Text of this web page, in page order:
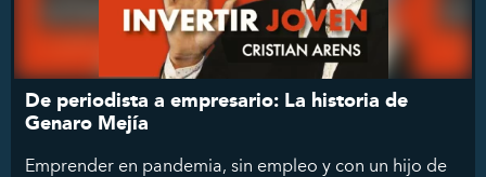
De periodista a empresario: La historia de
Genaro Mejía
Emprender en pandemia, sin empleo y con un hijo de